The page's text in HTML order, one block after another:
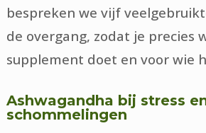
bespreken we vijf
de overgang, zodat je precies
supplement doet en voor wie
Ashwagandha bij stress
schommelingen